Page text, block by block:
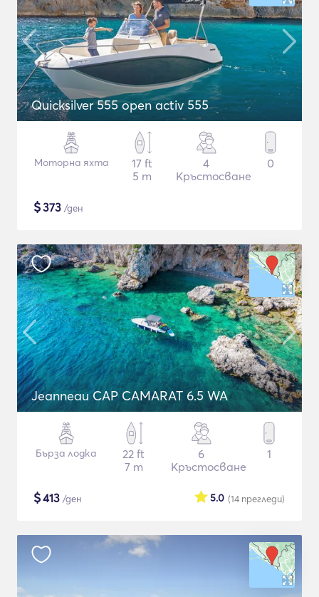
Quicksilver 555 open activ 555
Моторна яхта
17 ft
5 m
4
Кръстосване
0
$373 /ден
Jeanneau CAP CAMARAT 6.5 WA
Бърза лодка
22 ft
7 m
6
Кръстосване
1
$413 /ден (14 прегледи)
5.0